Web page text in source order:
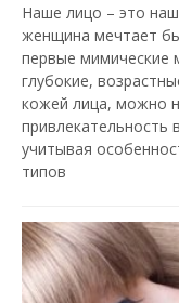
Наше лицо – это
женщина мечтает
первые мимические
глубокие,
кожей лица, можно
учитывая
типов